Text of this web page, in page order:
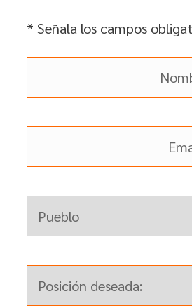
* Señala los campos